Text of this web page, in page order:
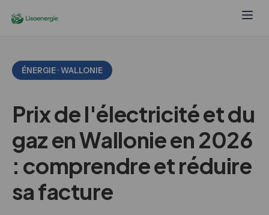
ÉNERGIE · WALLONIE
Prix de l'électricité et du
gaz en Wallonie en 2026
: comprendre et réduire
sa facture